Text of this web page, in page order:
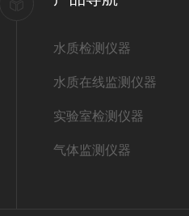
水质检测仪器
水质在线监测仪器
实验室检测仪器
气体监测仪器